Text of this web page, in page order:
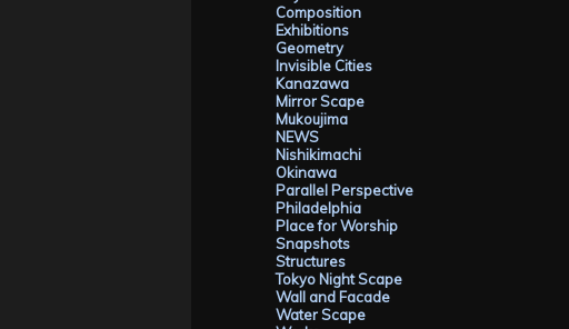
Composition
Exhibitions
Geometry
Invisible Cities
Kanazawa
Mirror Scape
Mukoujima
NEWS
Nishikimachi
Okinawa
Parallel Perspective
Philadelphia
Place for Worship
Snapshots
Structures
Tokyo Night Scape
Wall and Facade
Water Scape